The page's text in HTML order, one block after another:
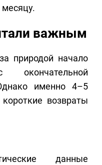
месяцу.
важным
природой начало
именно 4–5
возвраты
данные